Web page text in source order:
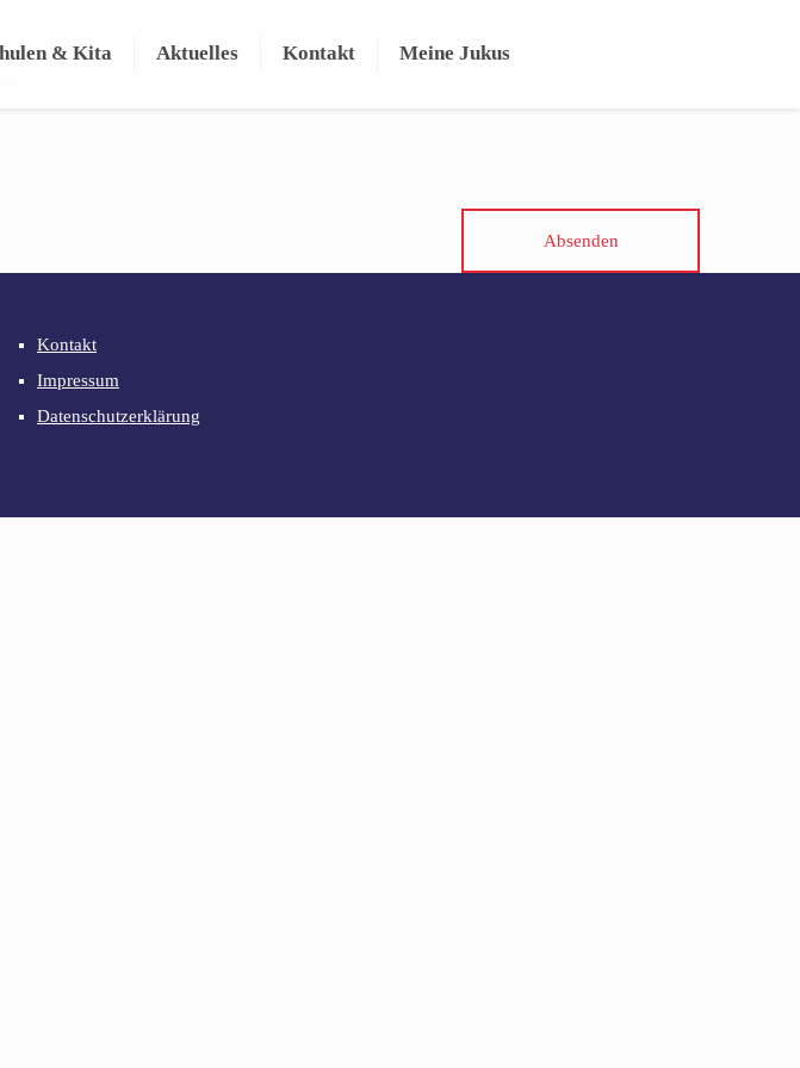
& Kita Aktuelles Kontakt Meine Jukus
Kontakt
Impressum
Datenschutzerklärung